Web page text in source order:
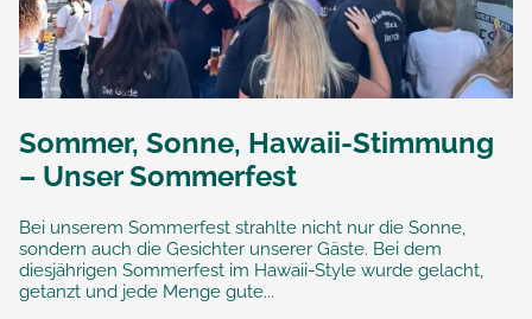
Sommer, Sonne, Hawaii-Stimmung
– Unser Sommerfest
Bei unserem Sommerfest strahlte nicht nur die Sonne,
sondern auch die Gesichter unserer Gäste. Bei dem
diesjährigen Sommerfest im Hawaii-Style wurde gelacht,
getanzt und jede Menge gute...